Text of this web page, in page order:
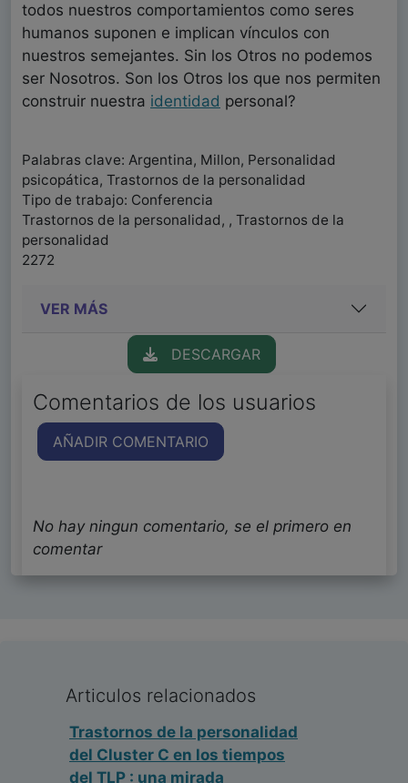
todos nuestros comportamientos como seres
humanos suponen e implican vínculos con
nuestros semejantes. Sin los Otros no podemos
ser Nosotros. Son los Otros los que nos permiten
construir nuestra identidad personal?
Palabras clave: Argentina, Millon, Personalidad
psicopática, Trastornos de la personalidad
Tipo de trabajo: Conferencia
Trastornos de la personalidad, , Trastornos de la
personalidad
2272
VER MÁS
DESCARGAR
Comentarios de los usuarios
AÑADIR COMENTARIO
No hay ningun comentario, se el primero en
comentar
Articulos relacionados
Trastornos de la personalidad
del Cluster C en los tiempos
del TLP : una mirada